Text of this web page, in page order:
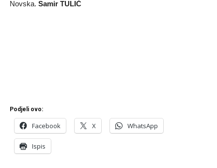
Novska. Samir TULIĆ
Podjeli ovo:
Facebook X WhatsApp
Ispis